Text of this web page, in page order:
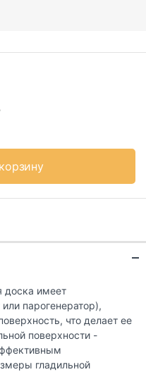
доска имеет
парогенератор),
что делает ее
поверхности -
гладильной